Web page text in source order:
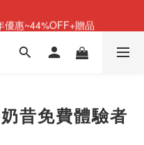
足底按摩靴登場
昔免費體驗者